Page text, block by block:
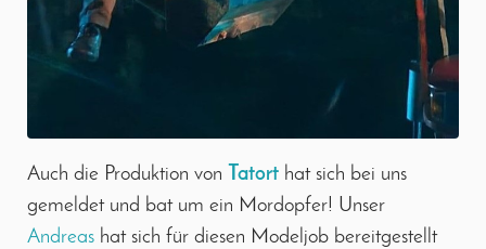
Auch die Produktion von Tatort hat sich bei uns
gemeldet und bat um ein Mordopfer! Unser
Andreas hat sich für diesen Modeljob bereitgestellt